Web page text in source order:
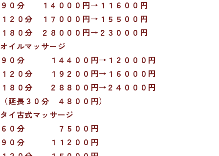
９０分 １４０００円→１１６００円
１２０分 １７０００円→１５５００円
１８０分 ２８０００円→２３０００円
オイルマッサージ
９０分 １４４００円→１２０００円
１２０分 １９２００円→１６０００円
１８０分 ２８８００円→２４０００円
（延長３０分 ４８００円）
タイ古式マッサージ
６０分 ７５００円
９０分 １１２００円